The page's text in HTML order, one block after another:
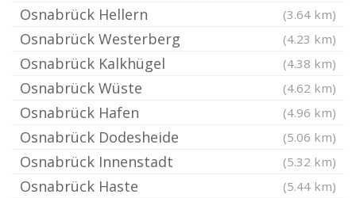
Osnabrück Hellern (3.64 km)
Osnabrück Westerberg (4.23 km)
Osnabrück Kalkhügel (4.38 km)
Osnabrück Wüste (4.62 km)
Osnabrück Hafen (4.96 km)
Osnabrück Dodesheide (5.06 km)
Osnabrück Innenstadt (5.32 km)
Osnabrück Haste (5.44 km)